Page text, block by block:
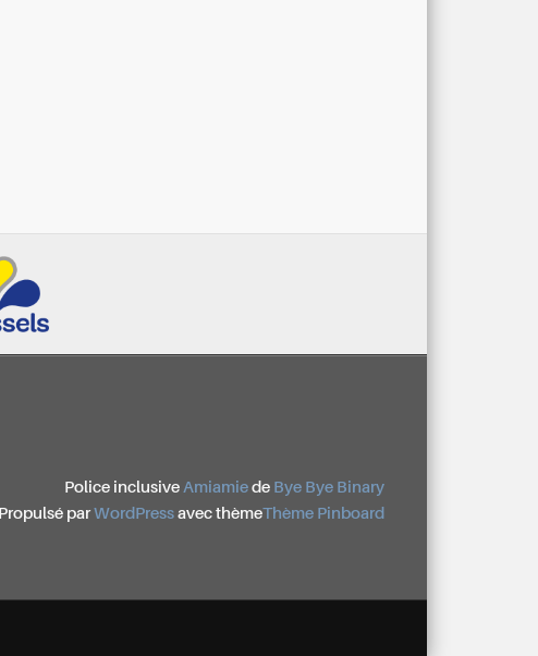
Police inclusive Amiamiede Bye Bye Binary
Propulsé par WordPressavec thèmeThème Pinboard